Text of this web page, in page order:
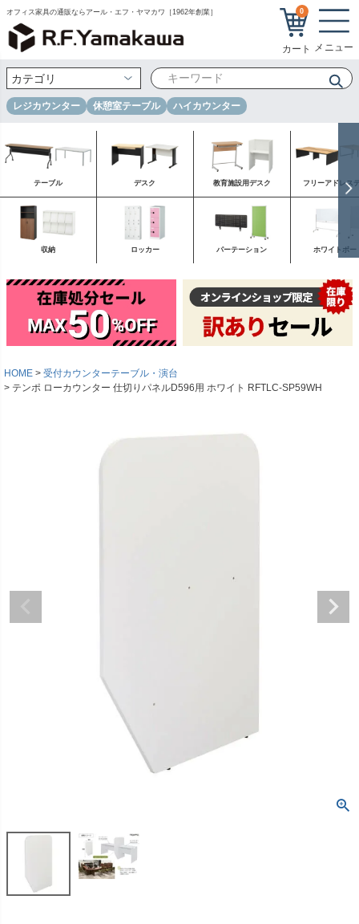
オフィス家具の通販ならアール・エフ・ヤマカワ［1962年創業］ 0
レジカウンター 休憩室テーブル ハイカウンター
テーブル デスク 教育施設用デスク フリーアドレス
収納 ロッカー パーテーション ホワイトボー
HOME
受付カウンターテーブル・演台
テンポ ローカウンター 仕切りパネルD596用 ホワイト RFTLC-SP59WH